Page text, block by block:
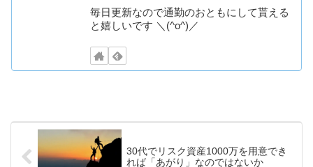
毎日更新なので通勤のおともにして貰える
と嬉しいです ＼(^o^)／
30代でリスク資産1000万を用意でき
れば「あがり」なのではないか